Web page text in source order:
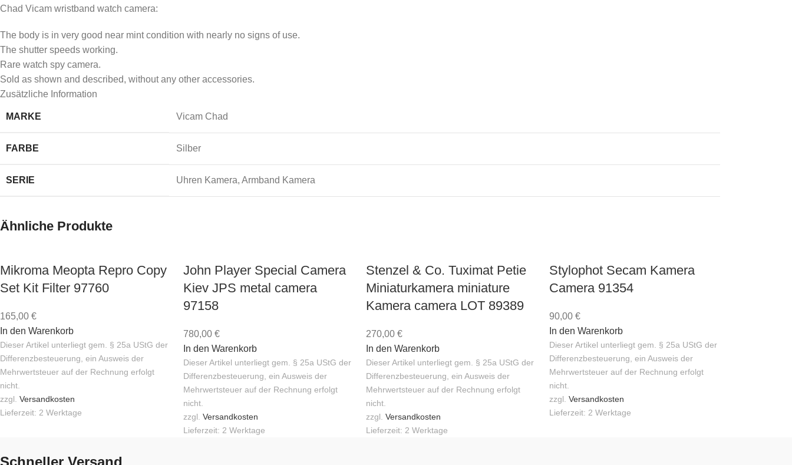
Chad Vicam wristband watch camera:
The body is in very good near mint condition with nearly no signs of use.
The shutter speeds working.
Rare watch spy camera.
Sold as shown and described, without any other accessories.
Zusätzliche Information
MARKE Vicam Chad
FARBE Silber
SERIE Uhren Kamera, Armband Kamera
Ähnliche Produkte
Mikroma Meopta Repro Copy
Set Kit Filter 97760
165,00 €
In den Warenkorb
Dieser Artikel unterliegt gem. § 25a UStG der
Differenzbesteuerung, ein Ausweis der
Mehrwertsteuer auf der Rechnung erfolgt
nicht.
zzgl. Versandkosten
Lieferzeit: 2 Werktage
John Player Special Camera
Kiev JPS metal camera
97158
780,00 €
In den Warenkorb
Dieser Artikel unterliegt gem. § 25a UStG der
Differenzbesteuerung, ein Ausweis der
Mehrwertsteuer auf der Rechnung erfolgt
nicht.
zzgl. Versandkosten
Lieferzeit: 2 Werktage
Stenzel & Co. Tuximat Petie
Miniaturkamera miniature
Kamera camera LOT 89389
270,00 €
In den Warenkorb
Dieser Artikel unterliegt gem. § 25a UStG der
Differenzbesteuerung, ein Ausweis der
Mehrwertsteuer auf der Rechnung erfolgt
nicht.
zzgl. Versandkosten
Lieferzeit: 2 Werktage
Stylophot Secam Kamera
Camera 91354
90,00 €
In den Warenkorb
Dieser Artikel unterliegt gem. § 25a UStG der
Differenzbesteuerung, ein Ausweis der
Mehrwertsteuer auf der Rechnung erfolgt
nicht.
zzgl. Versandkosten
Lieferzeit: 2 Werktage